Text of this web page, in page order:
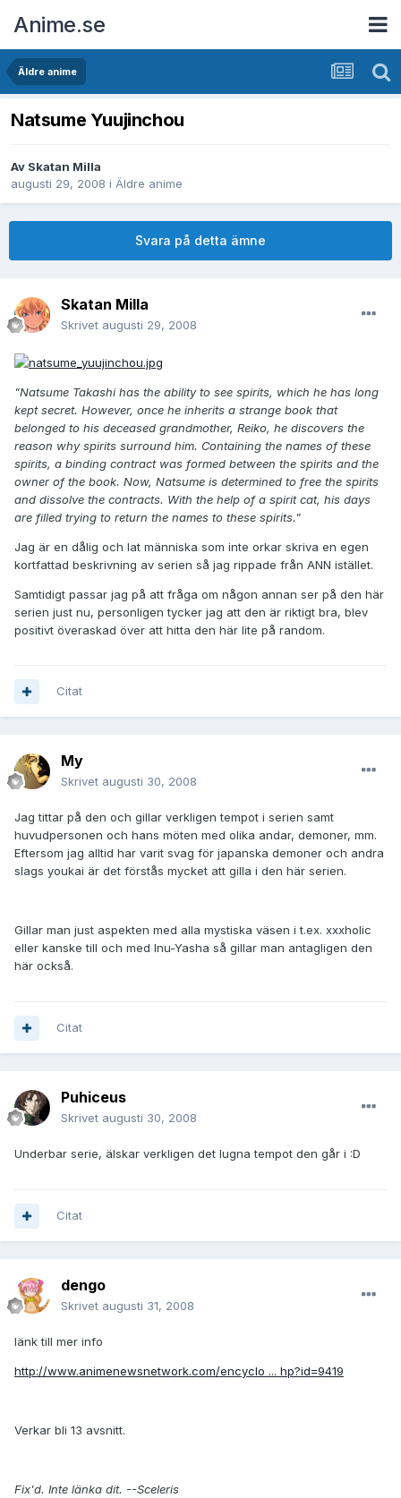
Anime.se
Äldre anime
Natsume Yuujinchou
Av Skatan Milla
augusti 29, 2008 i Äldre anime
Svara på detta ämne
Skatan Milla
Skrivet augusti 29, 2008
"Natsume Takashi has the ability to see spirits, which he has long
kept secret. However, once he inherits a strange book that
belonged to his deceased grandmother, Reiko, he discovers the
reason why spirits surround him. Containing the names of these
spirits, a binding contract was formed between the spirits and the
owner of the book. Now, Natsume is determined to free the spirits
and dissolve the contracts. With the help of a spirit cat, his days
are filled trying to return the names to these spirits."
Jag är en dålig och lat människa som inte orkar skriva en egen
kortfattad beskrivning av serien så jag rippade från ANN istället.
Samtidigt passar jag på att fråga om någon annan ser på den här
serien just nu, personligen tycker jag att den är riktigt bra, blev
positivt överaskad över att hitta den här lite på random.
Citat
My
Skrivet augusti 30, 2008
Jag tittar på den och gillar verkligen tempot i serien samt
huvudpersonen och hans möten med olika andar, demoner, mm.
Eftersom jag alltid har varit svag för japanska demoner och andra
slags youkai är det förstås mycket att gilla i den här serien.
Gillar man just aspekten med alla mystiska väsen i t.ex. xxxholic
eller kanske till och med Inu-Yasha så gillar man antagligen den
här också.
Citat
Puhiceus
Skrivet augusti 30, 2008
Underbar serie, älskar verkligen det lugna tempot den går i :D
Citat
dengo
Skrivet augusti 31, 2008
länk till mer info
http://www.animenewsnetwork.com/encyclo ... hp?id=9419
Verkar bli 13 avsnitt.
Fix'd. Inte länka dit. --Sceleris